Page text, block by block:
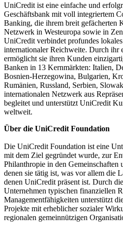
UniCredit ist eine einfache und
Geschäftsbank mit voll integriertem
Banking, die ihrem breit gefächerten
Netzwerk in Westeuropa sowie in
UniCredit verbindet profundes
internationaler Reichweite. Durch ihr
ermöglicht sie ihren Kunden
Banken in 13 Kernmärkten: Italien,
Bosnien-Herzegowina, Bulgarien,
Rumänien, Russland, Serbien,
internationalen Netzwerk aus
begleitet und unterstützt UniCredit
weltweit.
Über die UniCredit Foundation
Die UniCredit Foundation ist eine
mit dem Ziel gegründet wurde, zur
Philanthropie in den Gemeinschaften
denen sie tätig ist, was vor allem die
denen UniCredit präsent ist. Durch
Unternehmen typischen finanziellen
Managementfähigkeiten unterstützt
Projekte mit erheblicher sozialer
regionalen gemeinnützigen